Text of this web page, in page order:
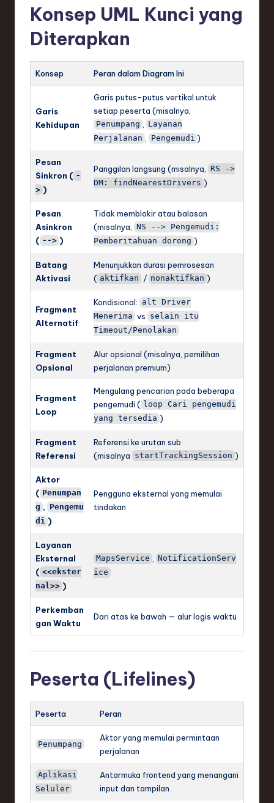
Konsep UML Kunci yang
Diterapkan
Konsep Peran dalam Diagram Ini
Garis
Kehidupan
Garis putus-putus vertikal untuk
setiap peserta (misalnya,
Penumpang ,
Layanan
Perjalanan , Pengemudi )
Pesan
Sinkron ( -
> )
Panggilan langsung (misalnya,
RS ->
DM: findNearestDrivers )
Pesan
Asinkron
( --> )
Tidak memblokir atau balasan
(misalnya,
NS --> Pengemudi:
Pemberitahuan dorong )
Batang
Aktivasi
Menunjukkan durasi pemrosesan
( aktifkan / nonaktifkan )
Fragment
Alternatif
Kondisional: alt Driver
Menerima vs selain itu
Timeout/Penolakan
Fragment
Opsional
Alur opsional (misalnya, pemilihan
perjalanan premium)
Fragment
Loop
Mengulang pencarian pada beberapa
pengemudi ( loop Cari pengemudi
yang tersedia )
Fragment
Referensi
Referensi ke urutan sub
(misalnya startTrackingSession )
Aktor
( Penumpan
g , Pengemu
di )
Pengguna eksternal yang memulai
tindakan
Layanan
Eksternal
( <<ekster
nal>> )
MapsService ,
NotificationServ
ice
Perkemban
gan Waktu
Dari atas ke bawah — alur logis waktu
Peserta (Lifelines)
Peserta Peran
Penumpang
Aktor yang memulai permintaan
perjalanan
Aplikasi
Seluler
Antarmuka frontend yang menangani
input dan tampilan